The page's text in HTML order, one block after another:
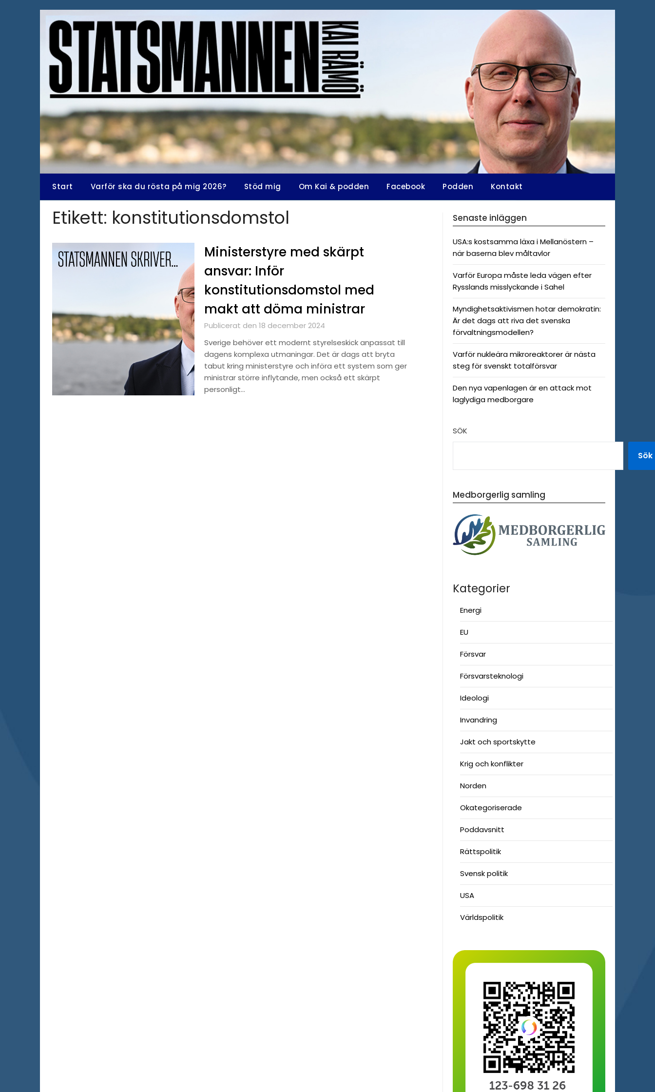
Start Varför ska du rösta på mig 2026? Stöd mig Om Kai & podden Facebook Podden Kontakt
Etikett: konstitutionsdomstol
Ministerstyre med skärpt
ansvar: Inför
konstitutionsdomstol med
makt att döma ministrar
Publicerat den 18 december 2024
Sverige behöver ett modernt styrelseskick anpassat till
dagens komplexa utmaningar. Det är dags att bryta
tabut kring ministerstyre och införa ett system som ger
ministrar större inflytande, men också ett skärpt
personligt…
Senaste inläggen
USA:s kostsamma läxa i Mellanöstern –
när baserna blev måltavlor
Varför Europa måste leda vägen efter
Rysslands misslyckande i Sahel
Myndighetsaktivismen hotar demokratin:
Är det dags att riva det svenska
förvaltningsmodellen?
Varför nukleära mikroreaktorer är nästa
steg för svenskt totalförsvar
Den nya vapenlagen är en attack mot
laglydiga medborgare
SÖK
Sök
Medborgerlig samling
Kategorier
Energi
EU
Försvar
Försvarsteknologi
Ideologi
Invandring
Jakt och sportskytte
Krig och konflikter
Norden
Okategoriserade
Poddavsnitt
Rättspolitik
Svensk politik
USA
Världspolitik